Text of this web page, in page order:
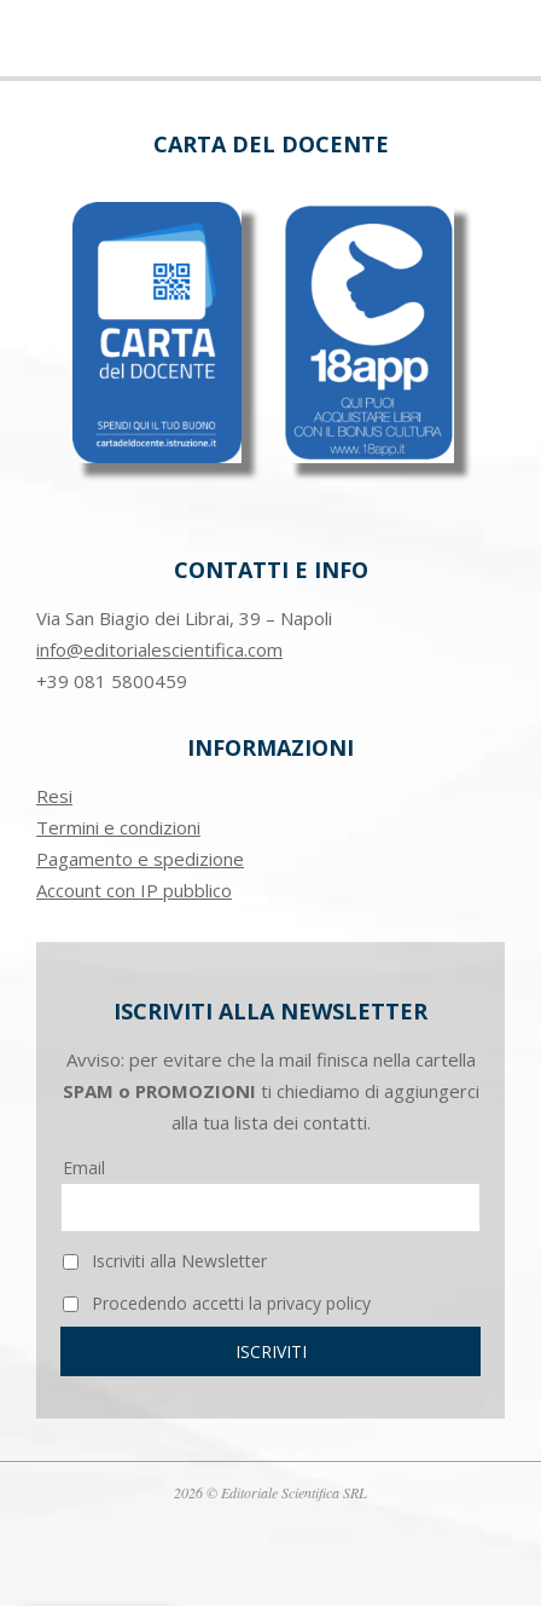
CARTA DEL DOCENTE
CONTATTI E INFO
Via San Biagio dei Librai, 39 – Napoli
info@editorialescientifica.com
+39 081 5800459
INFORMAZIONI
Resi
Termini e condizioni
Pagamento e spedizione
Account con IP pubblico
ISCRIVITI ALLA NEWSLETTER
Avviso: per evitare che la mail finisca nella cartella
SPAM o PROMOZIONI ti chiediamo di aggiungerci
alla tua lista dei contatti.
Email
Iscriviti alla Newsletter
Procedendo accetti la privacy policy
2026 © Editoriale Scientifica SRL